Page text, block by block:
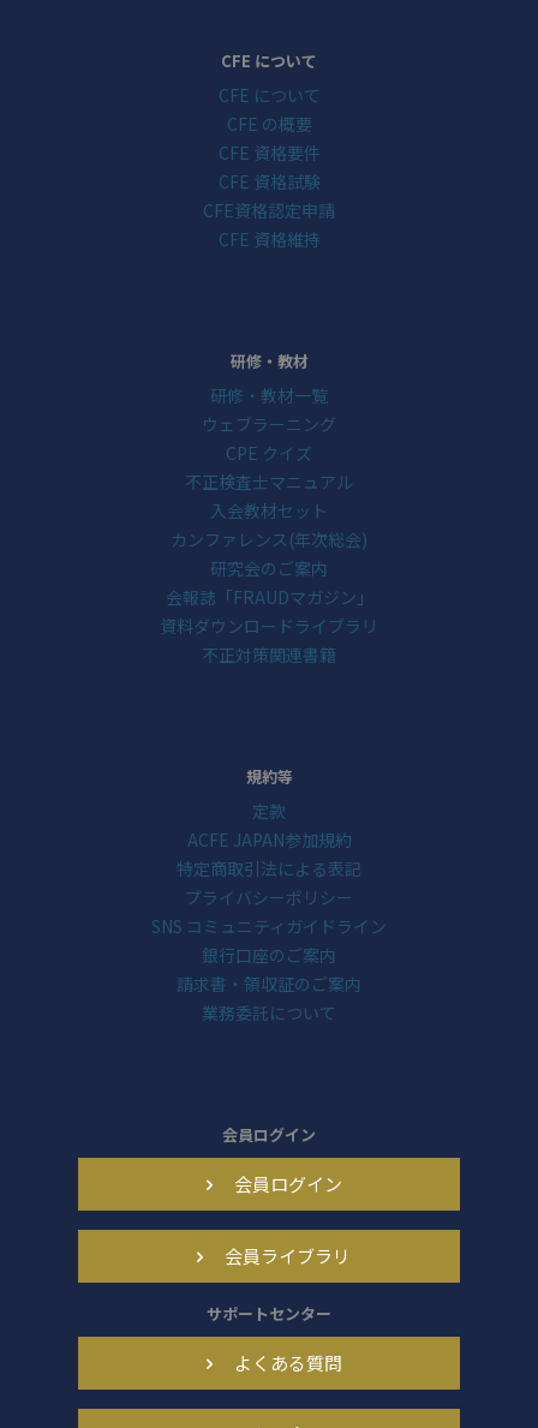
CFE について
CFE について
CFE の概要
CFE 資格要件
CFE 資格試験
CFE資格認定申請
CFE 資格維持
研修・教材
研修・教材一覧
ウェブラーニング
CPE クイズ
不正検査士マニュアル
入会教材セット
カンファレンス(年次総会)
研究会のご案内
会報誌「FRAUDマガジン」
資料ダウンロードライブラリ
不正対策関連書籍
規約等
定款
ACFE JAPAN参加規約
特定商取引法による表記
プライバシーポリシー
SNS コミュニティガイドライン
銀行口座のご案内
請求書・領収証のご案内
業務委託について
会員ログイン
会員ログイン
会員ライブラリ
サポートセンター
よくある質問